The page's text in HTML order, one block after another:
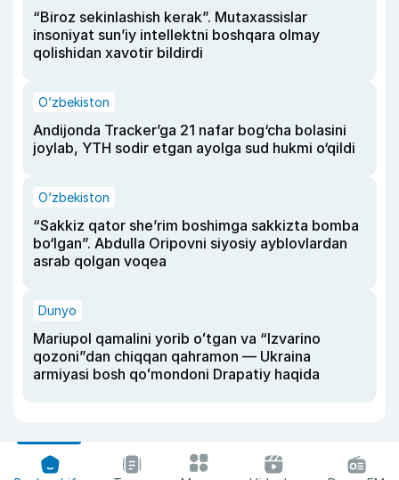
“Biroz sekinlashish kerak”. Mutaxassislar
insoniyat sun’iy intellektni boshqara olmay
qolishidan xavotir bildirdi
O‘zbekiston
Andijonda Tracker’ga 21 nafar bog‘cha bolasini
joylab, YTH sodir etgan ayolga sud hukmi o‘qildi
O‘zbekiston
“Sakkiz qator she’rim boshimga sakkizta bomba
bo‘lgan”. Abdulla Oripovni siyosiy ayblovlardan
asrab qolgan voqea
Dunyo
Mariupol qamalini yorib oʻtgan va “Izvarino
qozoni”dan chiqqan qahramon — Ukraina
armiyasi bosh qoʻmondoni Drapatiy haqida